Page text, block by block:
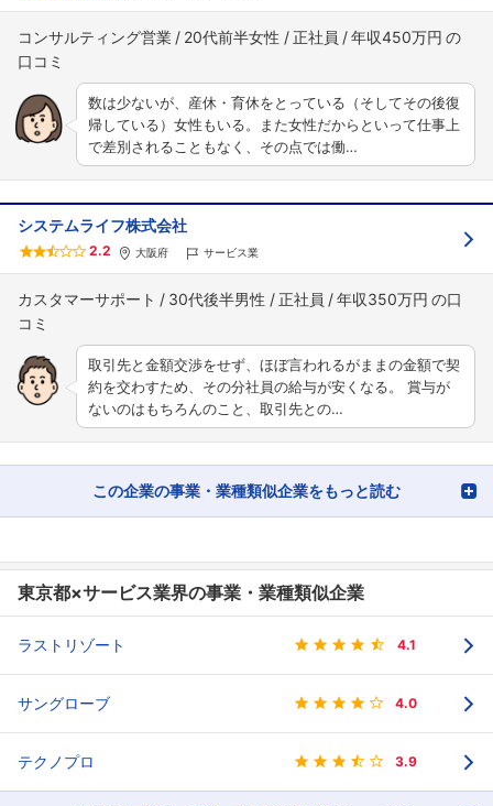
コンサルティング営業 20代前半女性 正社員 年収450万円
数は少ないが、産休・育休をとっている（そしてその後復
帰している）女性もいる。また女性だからといって仕事上
で差別されることもなく、その点では働…
システムライフ株式会社
2.2 大阪府 サービス業
カスタマーサポート 30代後半男性 正社員 年収350万円
取引先と金額交渉をせず、ほぼ言われるがままの金額で契
約を交わすため、その分社員の給与が安くなる。 賞与が
ないのはもちろんのこと、取引先との…
この企業の事業・業種類似企業をもっと読む
東京都×サービス業界の事業・業種類似企業
ラストリゾート 4.1
サングローブ 4.0
テクノプロ 3.9